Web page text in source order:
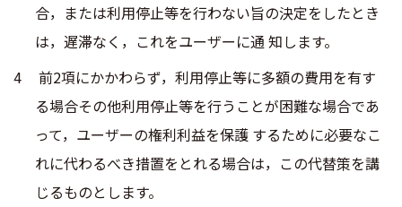
合，または利用停止等を行わない旨の決定をしたとき
は，遅滞なく，これをユーザーに通 知します。
前2項にかかわらず，利用停止等に多額の費用を有す
る場合その他利用停止等を行うことが困難な場合であ
って，ユーザーの権利利益を保護 するために必要なこ
れに代わるべき措置をとれる場合は，この代替策を講
じるものとします。